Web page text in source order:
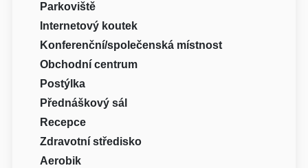
Parkoviště
Internetový koutek
Konferenční/společenská místnost
Obchodní centrum
Postýlka
Přednáškový sál
Recepce
Zdravotní středisko
Aerobik